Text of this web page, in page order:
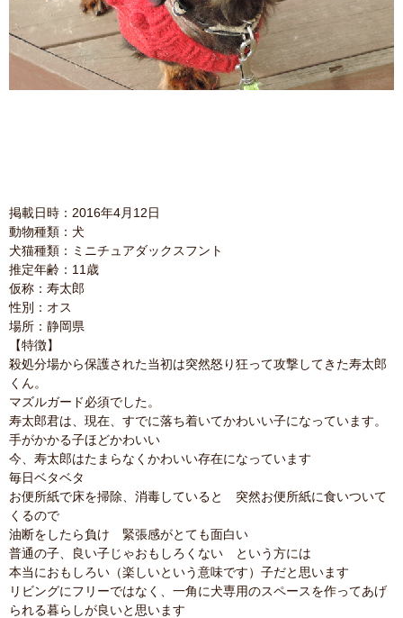
掲載日時：2016年4月12日
動物種類：犬
犬猫種類：ミニチュアダックスフント
推定年齢：11歳
仮称：寿太郎
性別：オス
場所：静岡県
【特徴】
殺処分場から保護された当初は突然怒り狂って攻撃してきた寿太郎
くん。
マズルガード必須でした。
寿太郎君は、現在、すでに落ち着いてかわいい子になっています。
手がかかる子ほどかわいい
今、寿太郎はたまらなくかわいい存在になっています
毎日ベタベタ
お便所紙で床を掃除、消毒していると 突然お便所紙に食いついて
くるので
油断をしたら負け 緊張感がとても面白い
普通の子、良い子じゃおもしろくない という方には
本当におもしろい（楽しいという意味です）子だと思います
リビングにフリーではなく、一角に犬専用のスペースを作ってあげ
られる暮らしが良いと思います